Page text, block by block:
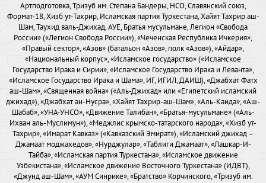
Артподготовка, Тризуб им. Степана Бандеры, НСО, Славянский союз,
Формат-18, Хизб ут-Тахрир, Исламская партия Туркестана, Хайят Тахрир аш-
Шам, Таухид валь-Джихад, АУЕ, Братья мусульмане, Легион «Свобода
России» («Легион Свобода России»), «Чеченская Республика Ичкерия»,
«Правый сектор», «Азов» (батальон «Азов», полк «Азов»), «Айдар»,
«Национальный корпус», «Исламское государство» («Исламское
Государство Ирака и Сирии», «Исламское Государство Ирака и Леванта»,
«Исламское Государство Ирака и Шама», ИГ, ИГИЛ, ДАИШ), «Джабхат Фатх
аш-Шам», «Священная война» («Аль-Джихад» или «Египетский исламский
джихад»), «Джабхат ан-Нусра», «Хайят Тахрир-аш-Шам», «Аль-Каида», «Аш-
Шабаб», «УНА-УНСО», «Движение Талибан», «Братья-мусульмане» («Аль-
Ихван аль-Муслимун»), «Меджлис крымско-татарского народа», «Хизб ут-
Тахрир», «Имарат Кавказ» («Кавказский Эмират»), «Исламский джихад –
Джамаат моджахедов», «Нурджулар», «Таблиги Джамаат», «Лашкар-И-
Тайба», «Исламская партия Туркестана», «Исламское движение
Узбекистана», «Исламское движение Восточного Туркестана» (ИДВТ),
«Джунд аш-Шам», «АУМ Синрике», «Братство» Корчинского, «Тризуб им.